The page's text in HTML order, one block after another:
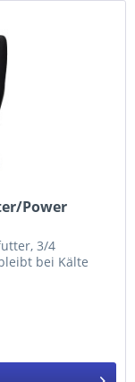
Power
3/4
bei Kälte